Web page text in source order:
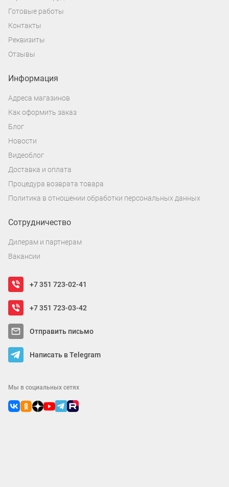
Готовые работы
Контакты
Реквизиты
Отзывы
Информация
Адреса магазинов
Как оформить заказ
Блог
Новости
Видеоблог
Доставка и оплата
Процедура возврата товара
Политика в отношении обработки персональных данных
Сотрудничество
Дилерам и партнерам
Вакансии
+7 351 723-02-41
+7 351 723-03-42
Отправить письмо
Написать в Telegram
Мы в социальных сетях